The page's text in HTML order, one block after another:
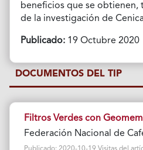
beneficios que se
de la investigación de
Publicado:19 Octubre 2020
DOCUMENTOS DEL TIP
Filtros Verdes con
Federación Nacional de